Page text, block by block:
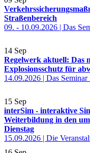
Straßenbereich
09. - 10.09.2026 | Das
14 Sep
Regelwerk aktuell: Das
Explosionsschutz für
14.09.2026 | Das
15 Sep
interSim - interaktive
Weiterbildung in den
Dienstag
15.09.2026 | Die